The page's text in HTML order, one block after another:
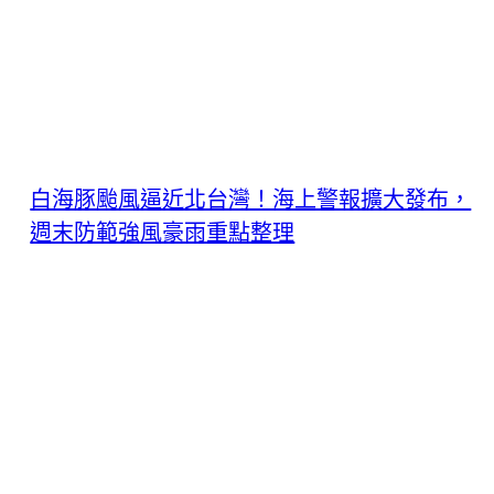
白海豚颱風逼近北台灣！海上警報擴大發布，
週末防範強風豪雨重點整理